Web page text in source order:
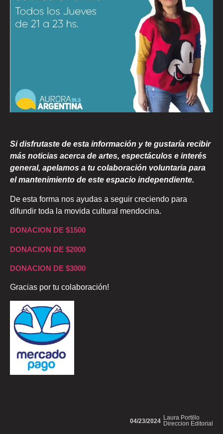
Si disfrutaste de esta información y te gustaría recibir
más noticias acerca de artes, espectáculos e interés
general, apelamos a tu colaboración voluntaria para
el mantenimiento de este espacio independiente.
De esta forma nos ayudas a seguir creciendo para
difundir toda la movida cultural mendocina.
DONACION DE $1500
DONACION DE $2000
DONACION DE $3000
Gracias por tu colaboración!
Laura Portillo
Direccion Editorial
04/23/2024